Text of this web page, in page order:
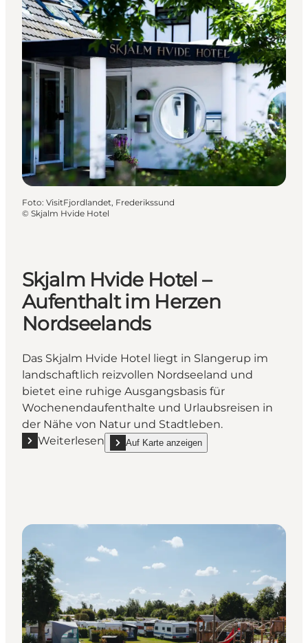
Foto: VisitFjordlandet, Frederikssund
© Skjalm Hvide Hotel
Skjalm Hvide Hotel –
Aufenthalt im Herzen
Nordseelands
Das Skjalm Hvide Hotel liegt in Slangerup im
landschaftlich reizvollen Nordseeland und
bietet eine ruhige Ausgangsbasis für
Wochenendaufenthalte und Urlaubsreisen in
der Nähe von Natur und Stadtleben.
Weiterlesen
Mehr erfahren "Skjalm Hvide Hotel – Aufenthalt im
Auf Karte anzeigen
show Skjalm Hvide Hotel – Aufenthalt im Herzen